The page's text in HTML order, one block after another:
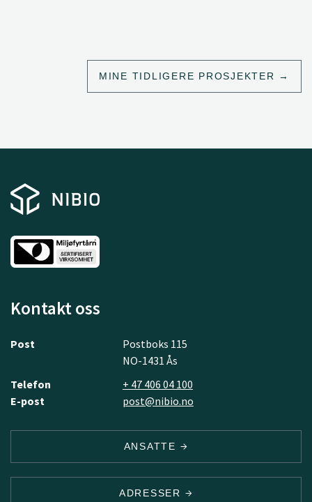
MINE TIDLIGERE PROSJEKTER
Kontakt oss
Post
Postboks 115
NO-1431 Ås
Telefon
+ 47 406 04 100
E-post
post@nibio.no
ANSATTE
ADRESSER